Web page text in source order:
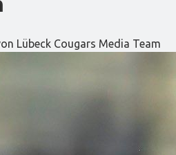
Lübeck Cougars Media Team